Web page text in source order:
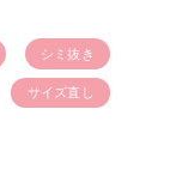
シミ抜き
サイズ直し